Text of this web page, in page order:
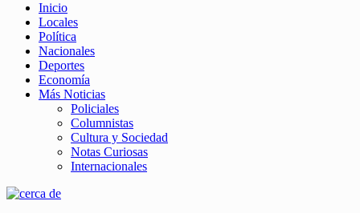
Inicio
Locales
Política
Nacionales
Deportes
Economía
Más Noticias
Policiales
Columnistas
Cultura y Sociedad
Notas Curiosas
Internacionales